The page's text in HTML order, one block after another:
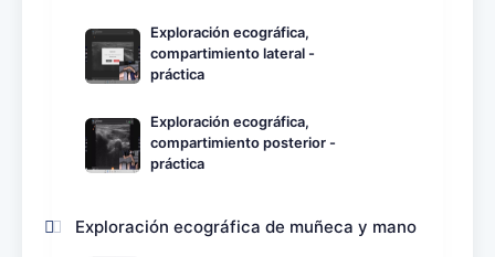
Exploración ecográfica,
compartimiento lateral -
práctica
Exploración ecográfica,
compartimiento posterior -
práctica
Exploración ecográfica de muñeca y mano